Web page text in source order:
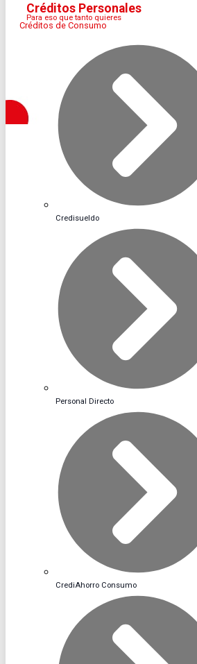
Créditos Personales
Para eso que tanto quieres
Créditos de Consumo
Credisueldo
Personal Directo
CrediAhorro Consumo